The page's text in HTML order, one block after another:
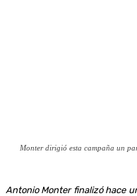
Monter dirigió esta campaña un
Antonio Monter finalizó hace